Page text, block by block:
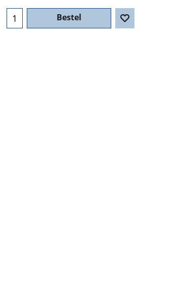
Bestel